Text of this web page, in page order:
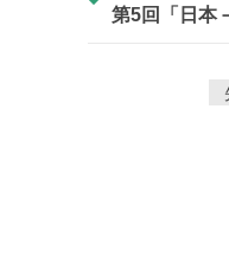
第5回「日本